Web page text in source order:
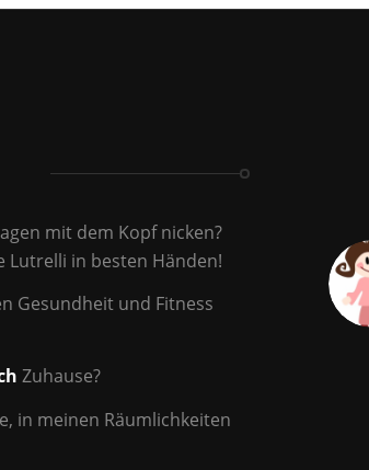
mit dem Kopf nicken?
Lutrelli in besten Händen!
Gesundheit und Fitness
Zuhause?
in meinen Räumlichkeiten